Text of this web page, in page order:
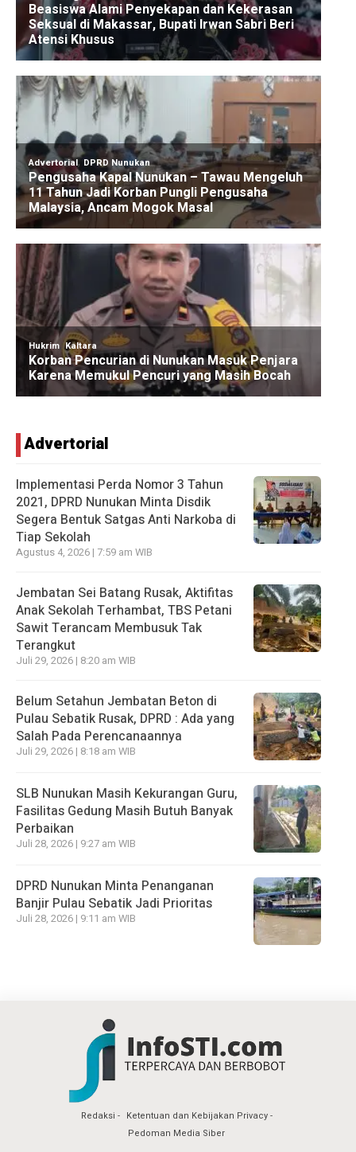
Advertorial
Implementasi Perda Nomor 3 Tahun
2021, DPRD Nunukan Minta Disdik
Segera Bentuk Satgas Anti Narkoba di
Tiap Sekolah
Agustus 4, 2026 | 7:59 am WIB
Jembatan Sei Batang Rusak, Aktifitas
Anak Sekolah Terhambat, TBS Petani
Sawit Terancam Membusuk Tak
Terangkut
Juli 29, 2026 | 8:20 am WIB
Belum Setahun Jembatan Beton di
Pulau Sebatik Rusak, DPRD : Ada yang
Salah Pada Perencanaannya
Juli 29, 2026 | 8:18 am WIB
SLB Nunukan Masih Kekurangan Guru,
Fasilitas Gedung Masih Butuh Banyak
Perbaikan
Juli 28, 2026 | 9:27 am WIB
DPRD Nunukan Minta Penanganan
Banjir Pulau Sebatik Jadi Prioritas
Juli 28, 2026 | 9:11 am WIB
Redaksi
Ketentuan dan Kebijakan Privacy
Pedoman Media Siber